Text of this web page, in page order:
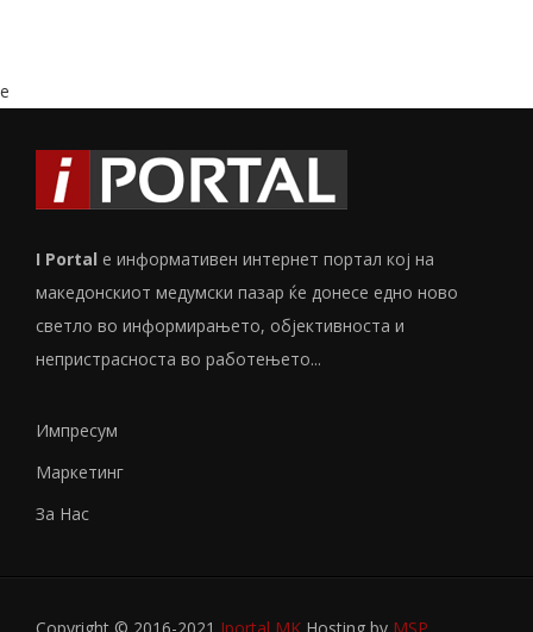
e
I Portal е информативен интернет портал кој на
македонскиот медумски пазар ќе донесе едно ново
светло во информирањето, објективноста и
непристрасноста во работењето...
Импресум
Маркетинг
За Нас